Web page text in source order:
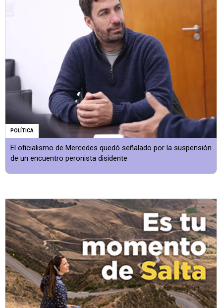
POLÍTICA
El oficialismo de Mercedes quedó señalado por la suspensión
de un encuentro peronista disidente